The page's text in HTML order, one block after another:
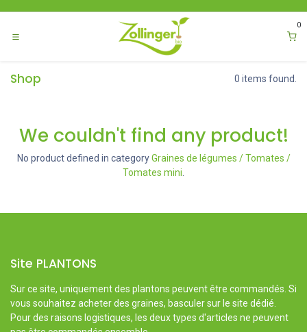
0
Shop 0 items found.
We couldn't find any product!
No product defined in categoryGraines de légumes / Tomates /
Tomates mini
Site PLANTONS
Sur ce site, uniquement des plantons peuvent être commandés. Si
vous souhaitez acheter des graines, basculer sur le site dédié.
Pour des raisons logistiques, les deux types d'articles ne peuvent